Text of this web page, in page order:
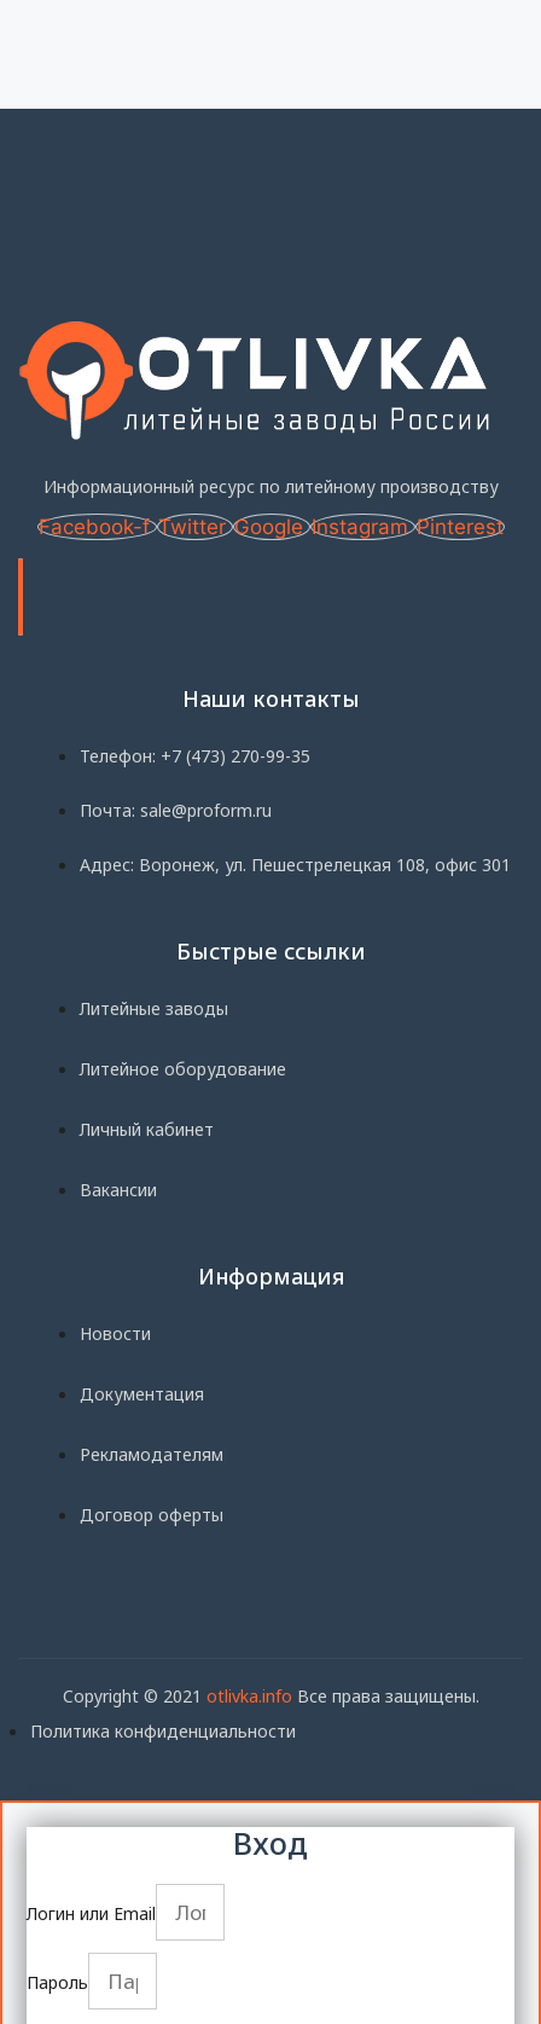
Информационный ресурс по литейному производству
Facebook-f Twitter Google Instagram Pinterest
Наши контакты
Телефон: +7 (473) 270-99-35
Почта: sale@proform.ru
Адрес: Воронеж, ул. Пешестрелецкая 108, офис 301
Быстрые ссылки
Литейные заводы
Литейное оборудование
Личный кабинет
Вакансии
Информация
Новости
Документация
Рекламодателям
Договор оферты
Copyright © 2021 otlivka.info Все права защищены.
Политика конфиденциальности
Вход
Логин или Email
Пароль